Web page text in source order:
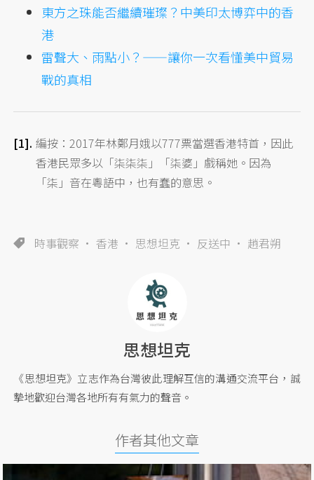
東方之珠能否繼續璀璨？中美印太博弈中的香
港
雷聲大、雨點小？——讓你一次看懂美中貿易
戰的真相
編按：2017年林鄭月娥以777票當選香港特首，因此
香港民眾多以「柒柒柒」「柒婆」戲稱她。因為
「柒」音在粵語中，也有蠢的意思。
時事觀察 香港 思想坦克 反送中 趙君朔
思想坦克
《思想坦克》立志作為台灣彼此理解互信的溝通交流平台，誠
摯地歡迎台灣各地所有有氣力的聲音。
作者其他文章